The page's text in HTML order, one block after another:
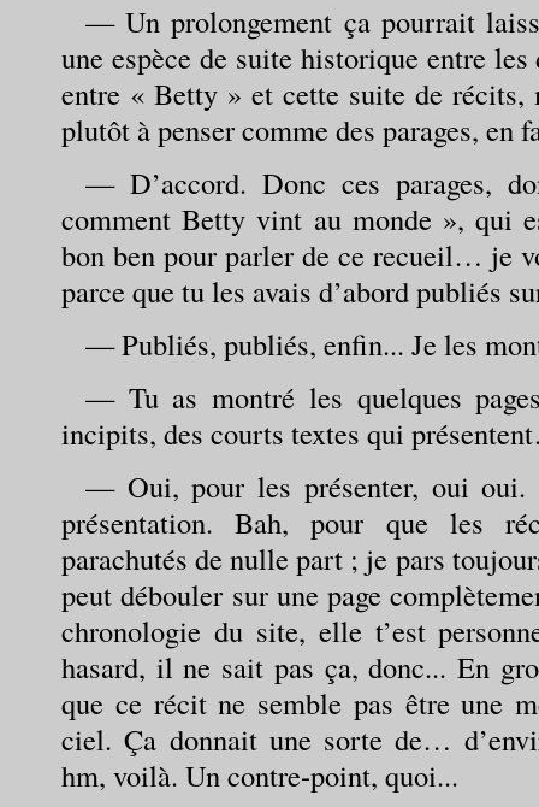
— Un prolongement ça pourrait
une espèce de suite historique entre
entre « Betty » et cette suite de récits,
plutôt à penser comme des parages, en
— D’accord. Donc ces parages,
comment Betty vint au monde », qui
bon ben pour parler de ce recueil… je
parce que tu les avais d’abord publiés
— Publiés, publiés, enfin... Je les
— Tu as montré les quelques
incipits, des courts textes qui
— Oui, pour les présenter, oui oui.
présentation. Bah, pour que les
parachutés de nulle part ; je pars
peut débouler sur une page
chronologie du site, elle t’est
hasard, il ne sait pas ça, donc... En
que ce récit ne semble pas être une
ciel. Ça donnait une sorte de…
hm, voilà. Un contre-point, quoi...